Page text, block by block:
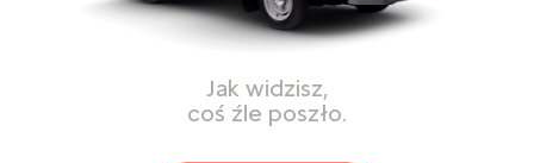
Jak widzisz,
coś źle poszło.